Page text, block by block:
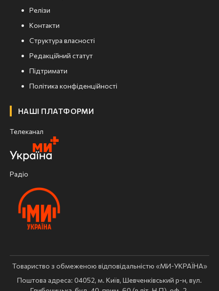
Релізи
Контакти
Структура власності
Редакційний статут
Підтримати
Політика конфіденційності
НАШІ ПЛАТФОРМИ
Телеканал
Радіо
Товариство з обмеженою відповідальністю «МИ-УКРАЇНА»
Поштова адреса: 04052, м. Київ, Шевченківський р-н, вул.